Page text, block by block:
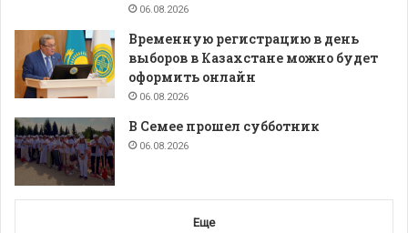
06.08.2026
Временную регистрацию в день
выборов в Казахстане можно будет
оформить онлайн
06.08.2026
В Семее прошел субботник
06.08.2026
Еще